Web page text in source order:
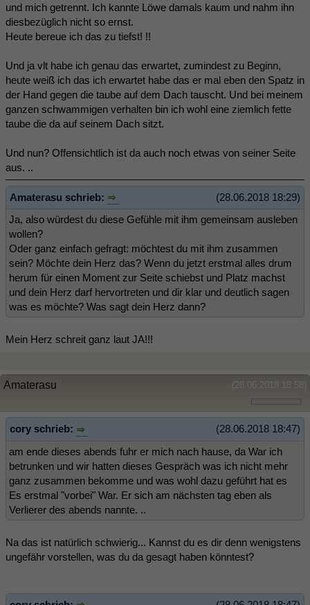
und mich getrennt. Ich kannte Löwe damals kaum und nahm ihn
diesbezüglich nicht so ernst.
Heute bereue ich das zu tiefst! !!
Und ja vlt habe ich genau das erwartet, zumindest zu Beginn,
heute weiß ich das ich erwartet habe das er mal eben den Spatz in
der Hand gegen die taube auf dem Dach tauscht. Und bei meinem
ganzen schwammigen verhalten bin ich wohl eine ziemlich fette
taube die da auf seinem Dach sitzt.
Und nun? Offensichtlich ist da auch noch etwas von seiner Seite
aus. ..
(28.06.2018 18:29)
Amaterasu schrieb:
Ja, also würdest du diese Gefühle mit ihm gemeinsam ausleben
wollen?
Oder ganz einfach gefragt: möchtest du mit ihm zusammen
sein? Möchte dein Herz das? Wenn du jetzt erstmal alles drum
herum für einen Moment zur Seite schiebst und Platz machst
und dein Herz darf hervortreten und dir klar und deutlich sagen
was es möchte? Was sagt dein Herz dann?
Mein Herz schreit ganz laut JA!!!
(28.06.2018 18:58)
Amaterasu
(28.06.2018 18:47)
cory schrieb:
am ende dieses abends fuhr er mich nach hause, da War ich
betrunken und wir hatten dieses Gespräch was ich nicht mehr
ganz zusammen bekomme und was wohl dazu geführt hat es
Es erstmal "vorbei" War. Er sich am nächsten tag eben als
Verlierer des abends nannte. ..
Na das ist natürlich schwierig... Kannst du es dir denn wenigstens
ungefähr vorstellen, was du da gesagt haben könntest?